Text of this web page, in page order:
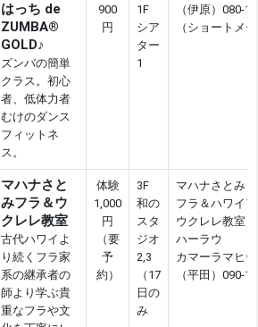
はっち de
ZUMBA®
GOLD♪
ズンバの簡単
クラス。初心
者、低体力者
むけのダンス
フィットネ
ス。
900
円
1F
シア
ター
1
（伊原）080-
（ショートメ
マハナさと
みフラ＆ウ
クレレ教室
古代ハワイよ
り続くフラ家
系の継承者の
師より学ぶ貴
重なフラや文
体験
1,000
円
（要
予
約）
3F
和の
スタ
ジオ
2,3
（17
日の
み
マハナさとみ
フラ＆ハワイ
ウクレレ教室
ハーラウ
カマーラマヒ
（平田）090-